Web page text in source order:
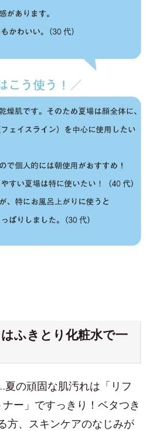
ふきとり化粧水で一
の頑固な肌汚れは「リフ
ー」ですっきり！ベタつき
方、スキンケアのなじみが